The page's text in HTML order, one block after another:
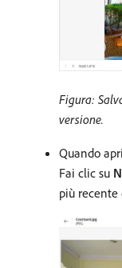
Figura:
versione.
Quando
Fai clic su
più recente